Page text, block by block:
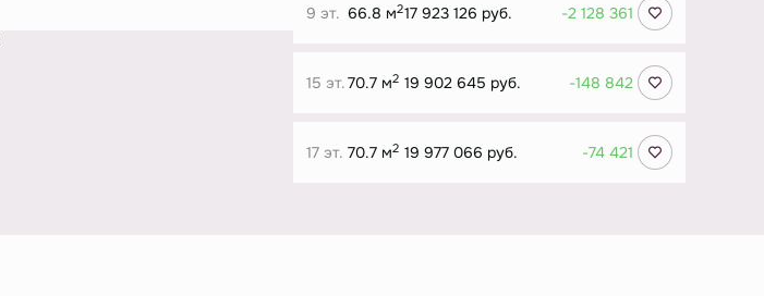
9 эт. 66.8 м217 923 126 руб. -2 128 361
15 эт.70.7 м2 19 902 645 руб. -148 842
17 эт. 70.7 м2 19 977 066 руб. -74 421